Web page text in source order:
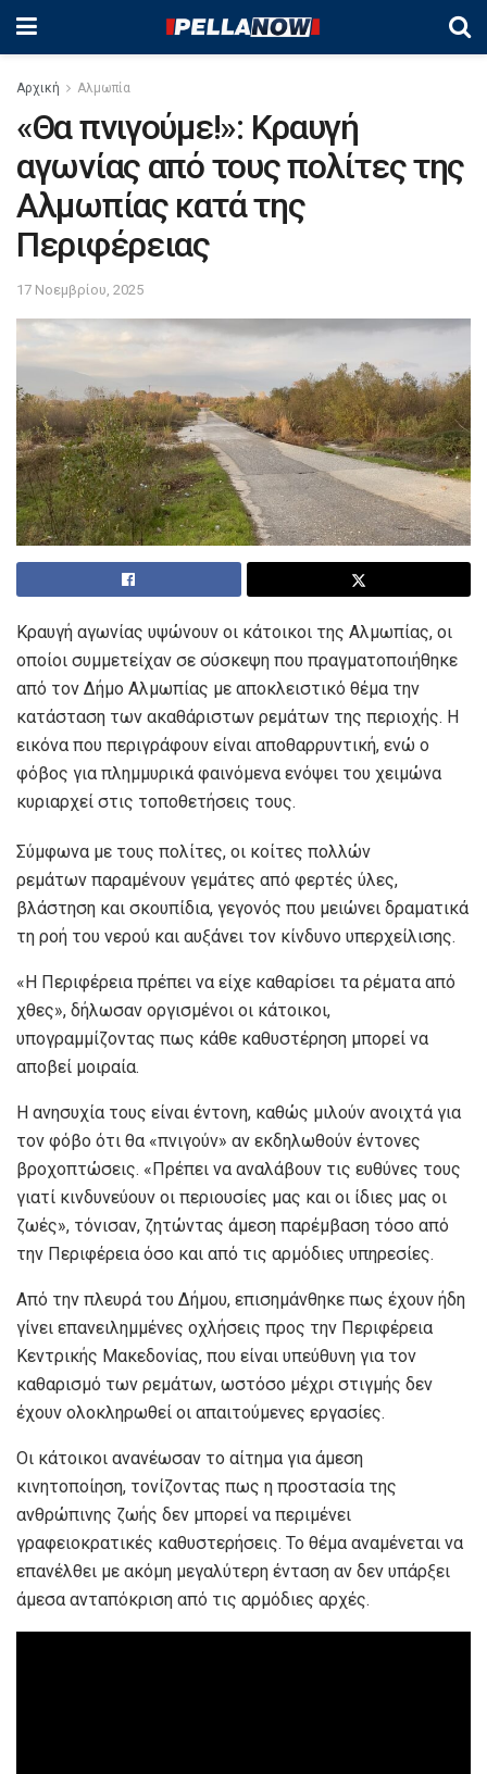
Αρχική Αλμωπία
«Θα πνιγούμε!»: Κραυγή
αγωνίας από τους πολίτες της
Αλμωπίας κατά της
Περιφέρειας
17 Νοεμβρίου, 2025
Κραυγή αγωνίας υψώνουν οι κάτοικοι της Αλμωπίας, οι
οποίοι συμμετείχαν σε σύσκεψη που πραγματοποιήθηκε
από τον Δήμο Αλμωπίας με αποκλειστικό θέμα την
κατάσταση των ακαθάριστων ρεμάτων της περιοχής. Η
εικόνα που περιγράφουν είναι αποθαρρυντική, ενώ ο
φόβος για πλημμυρικά φαινόμενα ενόψει του χειμώνα
κυριαρχεί στις τοποθετήσεις τους.
Σύμφωνα με τους πολίτες, οι κοίτες πολλών
ρεμάτων παραμένουν γεμάτες από φερτές ύλες,
βλάστηση και σκουπίδια, γεγονός που μειώνει δραματικά
τη ροή του νερού και αυξάνει τον κίνδυνο υπερχείλισης.
«Η Περιφέρεια πρέπει να είχε καθαρίσει τα ρέματα από
χθες», δήλωσαν οργισμένοι οι κάτοικοι,
υπογραμμίζοντας πως κάθε καθυστέρηση μπορεί να
αποβεί μοιραία.
Η ανησυχία τους είναι έντονη, καθώς μιλούν ανοιχτά για
τον φόβο ότι θα «πνιγούν» αν εκδηλωθούν έντονες
βροχοπτώσεις. «Πρέπει να αναλάβουν τις ευθύνες τους
γιατί κινδυνεύουν οι περιουσίες μας και οι ίδιες μας οι
ζωές», τόνισαν, ζητώντας άμεση παρέμβαση τόσο από
την Περιφέρεια όσο και από τις αρμόδιες υπηρεσίες.
Από την πλευρά του Δήμου, επισημάνθηκε πως έχουν ήδη
γίνει επανειλημμένες οχλήσεις προς την Περιφέρεια
Κεντρικής Μακεδονίας, που είναι υπεύθυνη για τον
καθαρισμό των ρεμάτων, ωστόσο μέχρι στιγμής δεν
έχουν ολοκληρωθεί οι απαιτούμενες εργασίες.
Οι κάτοικοι ανανέωσαν το αίτημα για άμεση
κινητοποίηση, τονίζοντας πως η προστασία της
ανθρώπινης ζωής δεν μπορεί να περιμένει
γραφειοκρατικές καθυστερήσεις. Το θέμα αναμένεται να
επανέλθει με ακόμη μεγαλύτερη ένταση αν δεν υπάρξει
άμεσα ανταπόκριση από τις αρμόδιες αρχές.